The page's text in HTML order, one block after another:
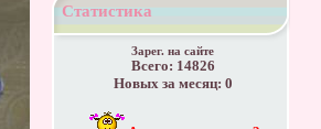
Статистика
Зарег. на сайте
Всего: 14826
Новых за месяц: 0